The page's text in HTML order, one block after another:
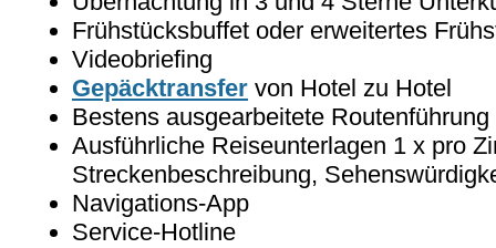
Frühstücksbuffet oder erweitertes
Videobriefing
Gepäcktransfer von Hotel zu Hotel
Bestens ausgearbeitete Routenführung
Ausführliche Reiseunterlagen 1 x pro
Streckenbeschreibung,
Navigations-App
Service-Hotline